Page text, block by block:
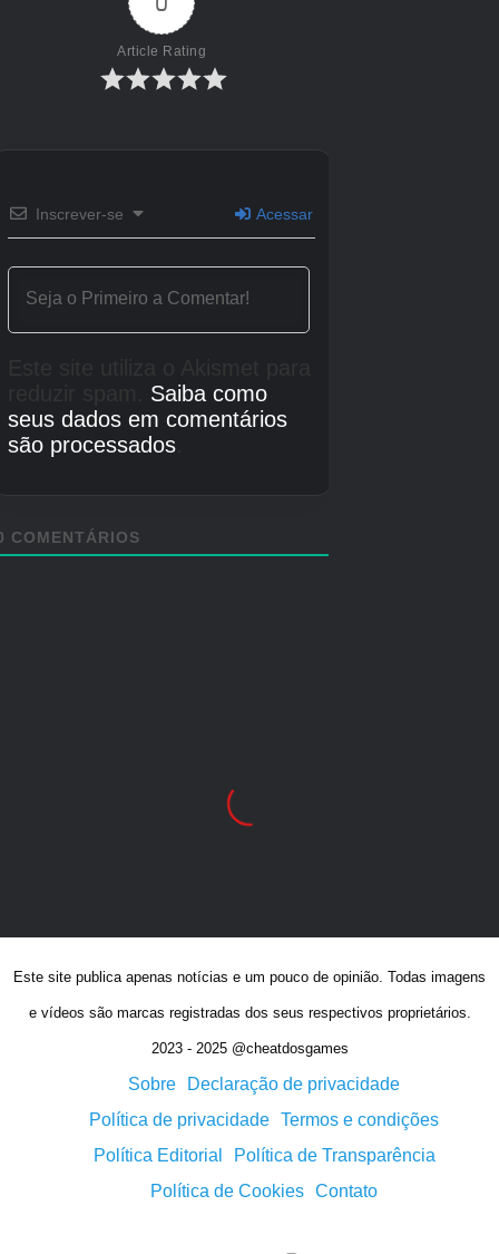
Este site publica apenas notícias e um pouco de opinião. Todas imagens
e vídeos são marcas registradas dos seus respectivos proprietários.
2023 - 2025 @cheatdosgames
Sobre
Declaração de privacidade
Política de privacidade Termos e condições
Política Editorial
Política de Transparência
Política de Cookies Contato